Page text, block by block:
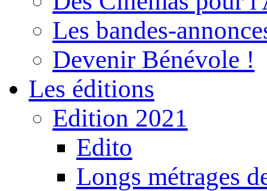
Les bandes-
Devenir Bénévole !
Les éditions
Edition 2021
Edito
Longs métrages